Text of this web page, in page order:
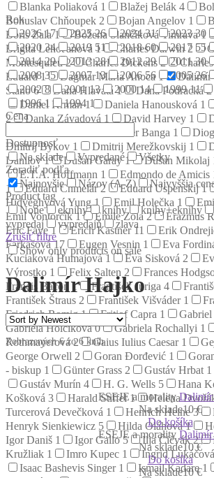
Blanka Poliaková 1 Blažej Belák 4
Bohuslav Chňoupek 2 Bojan Angelov 1
Boris Zala1 Božena Slančíková Timrava1
Brigita Lehoťanová 1 Charles Darwin2
Montesquieu2 Charles Dickens2
Eduard1 Dagmar Mária Anoca 1
Stano6 Dana Hlavatá1 Dana Podracká2
Daniel Krman1 Daniela Hanousková 1
2
Danka Závadová 1 David Harvey 1
Dezider Banga 1
Dmitrij Bykov 1 Dmitrij Merežkovskij 1
Danilov1 Dušan Garay1 Dušan Mikolaj
E.T.A. Hoffmann 1 Edmondo de Amicis
1
Eduard Chmelár2 Eduard Uspenskij1
Hidvéghyová Yung1 Emil Holečka 1
Emil Vontorčík1 Émile Zola2 Erazmus
Eric Faye1 Erich Kästner11 Erik
Farkašová17 Eugen Vesnin 1 Eva
Kuciaková Humajová1 Eva Sisková 2
Výrostko 1 Felix Salten 2 Frances
Francis Bacon1 František Juriga 4
František Štraus 2 František Višváder 1
Friedrich Romig1 Fritjof Capra 1 Gabriel
Gabriela Holčíková0 Gabriela Rochallyi 1
Rothmayerová2 Gaius Iulius Caesar 1
George Orwell 2 Goran Đorđević 1
- biskup 1 Günter Grass 2 Gustáv Hrbat 1
Gustáv Murín 4 H. G. Wells 5 Hana
Košková 3 Harald Stiffel1 Helena
Turcerová Devečková 1 Henrich Heine3
Henryk Sienkiewicz 5 Hilda Oláhová1
Igor Daniš 1 Igor Gallo5 Ilja Čičvák2
Kružliak 1 Imro Kupec 1 Ingrid Lukáčová
Isaac Bashevis Singer 1 Ismail Kadare1
Rok
202617 202526 202431 202330
2020 34 2019 51 201860 2017 55
201429 201328 201229 201130
200835 200713 200656 200526
20028 200113 200014 199911
19961 19941
Cena
Dostupnosť
Na sklade
Vypredané
Všetky
Zoradiť podľa
Najnovšie
Názov (A-Z) Najvyššia
Product tag
None
eknihy knihy knihy+eknihy
vypredaj
vypredajň
zlava
Zrušiť filtre
Show only products on sale
Dalimír Hajko
Zobrazených 6 zo 6 kníh
ESEJE a morality
Na sklade10 €
Do košíka
ESEJE a morality
Na sklade10 €
Do košíka
Na sklade10 €